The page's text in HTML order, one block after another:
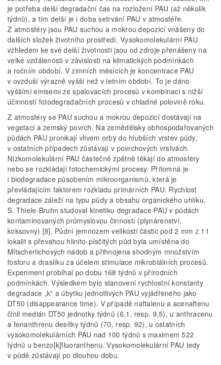
je potřeba delší degradační čas na rozložení PAU (až několik
týdnů), a tím delší je i doba setrvání PAU v atmosféře.
Z atmosféry jsou PAU suchou a mokrou depozicí vnášeny do
dalších složek životního prostředí. Vysokomolekulární PAU
vzhledem ke své delší životnosti jsou od zdroje přenášeny na
velké vzdálenosti v závislosti na klimatických podmínkách
a ročním období. V zimních měsících je koncentrace PAU
v ovzduší výrazně vyšší než v letním období. To je dáno
vyššími emisemi ze spalovacích procesů v kombinaci s nižší
účinností fotodegradačních procesů v chladné polovině roku.
Z atmosféry se PAU suchou a mokrou depozicí dostávají na
vegetaci a zemský povrch. Na zemědělsky obhospodařovaných
půdách PAU pronikají vlivem orby do hlubších vrstev půdy,
v ostatních případech zůstávají v povrchových vrstvách.
Nízkomolekulární PAU částečně zpětně těkají do atmosféry
nebo se rozkládají fotochemickými procesy. Přítomná je
i biodegradace působením mikroorganismů, která je
převládajícím faktorem rozkladu primárních PAU. Rychlost
degradace záleží na typu půdy a obsahu organického uhlíku.
S. Thiele-Bruhn studoval kinetiku degradace PAU v půdách
kontaminovaných průmyslovou činností (plynárenství,
koksovny) [8]. Půdní jemnozem velikosti částic pod 2 mm z 11
lokalit s převahou hlinito-písčitých půd byla umístěna do
Mitscherlichových nádob a přihnojena shodným množstvím
fosforu a draslíku za účelem stimulace mikrobiálních procesů.
Experiment probíhal po dobu 168 týdnů v přírodních
podmínkách. Výsledkem bylo stanovení rychlostní konstanty
degradace „k“ a úbytku jednotlivých PAU vyjádřeného jako
DT50 (disappearance time). V případě naftalenu a acenaftenu
činil medián DT50 jednotky týdnů (6,1, resp. 9,5), u anthracenu
a fenanthrenu desítky týdnů (70, resp. 92), u ostatních
vysokomolekulárních PAU nad 100 týdnů s maximem 522
týdnů u benzo[k]fluoranthenu. Vysokomolekulární PAU tedy
v půdě zůstávají po dlouhou dobu.